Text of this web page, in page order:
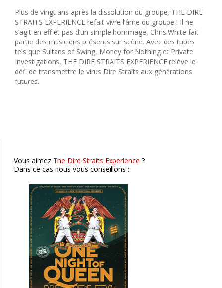
Plus de vingt ans après la dissolution du groupe, THE DIRE
STRAITS EXPERIENCE refait vivre l’âme du groupe ! Il ne
s’agit en eff et pas d’un simple hommage, Chris White fait
partie des musiciens présents sur scène. Avec des tubes
tels que Sultans of Swing, Money for Nothing et Private
Investigations, THE DIRE STRAITS EXPERIENCE relève le
défi de transmettre le virus Dire Straits aux générations
futures.
Vous aimez The Dire Straits Experience ?
Dans ce cas nous vous conseillons :
Loreena McKennitt
Lyon